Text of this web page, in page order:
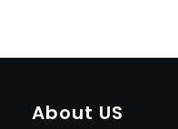
About US